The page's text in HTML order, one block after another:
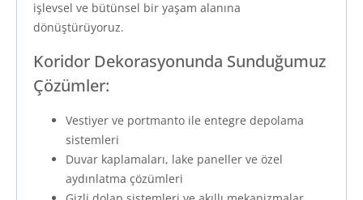
işlevsel ve bütünsel bir yaşam alanına
dönüştürüyoruz.
Koridor Dekorasyonunda Sunduğumuz
Çözümler:
Vestiyer ve portmanto ile entegre depolama
sistemleri
Duvar kaplamaları, lake paneller ve özel
aydınlatma çözümleri